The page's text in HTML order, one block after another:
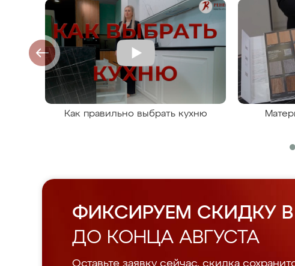
Как правильно выбрать кухню
ФИКСИРУЕМ СКИДКУ В
ДО КОНЦА АВГУСТА
Оставьте заявку сейчас, скидка